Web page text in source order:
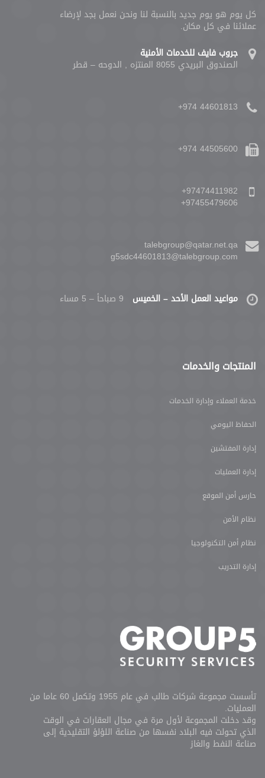
كل يوم هو يوم جديد بالنسبة لنا ونحن نعمل بجد لإرضاء
عملائنا في كل مكان.
جروب فايف للخدمات الأمنية
الصندوق البريدي 8055 المنتزه , الدوحه – قطر
+974 44601813
+974 44505600
+97474411982
+97455479606
talebgroup@qatar.net.qa
g5sdc44601813@talebgroup.com
مواعيد العمل الأحد – الخميس
المنتجات والخدمات
خدمة العملاء وإدارة الخدمات
الحفاظ اليومي
إدارة المفتشين
إدارة العمليات
حارس أمن الموقع
نظام الأمن
نظام أمن التكنولوجيا
إدارة التدريب
تأسست مجموعة شركات طالب في عام 1955 وتكمل 60 عاما من
العمليات.
وقد دخلت المجموعة لأول مرة في مجال العقارات في الوقت
الذي تحولت فيه البلاد نفسها من صناعة اللؤلؤ التقليدية إلى
صناعة النفط والغاز